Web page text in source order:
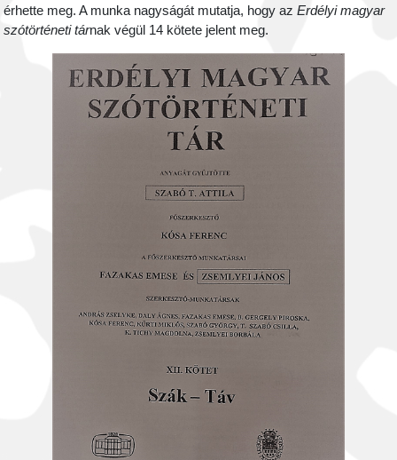
érhette meg. A munka nagyságát mutatja, hogy azErdélyi magyar
szótörténeti tárnak végül 14 kötete jelent meg.